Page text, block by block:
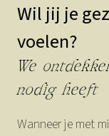
Wil jij je
voelen?
We
nodig heeft
Wanneer je met